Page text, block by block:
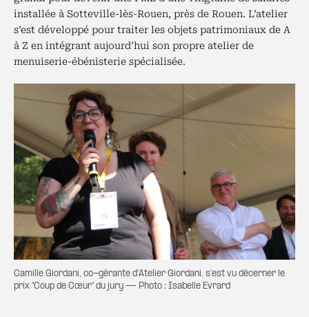
installée à Sotteville-lès-Rouen, près de Rouen. L’atelier
s’est développé pour traiter les objets patrimoniaux de A
à Z en intégrant aujourd’hui son propre atelier de
menuiserie-ébénisterie spécialisée.
Camille Giordani, co-gérante d'Atelier Giordani, s'est vu décerner le
prix "Coup de Cœur" du jury — Photo : Isabelle Evrard